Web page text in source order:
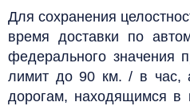
Для сохранения
время доставки по
федерального значения
лимит до 90 км. / в час,
дорогам, находящимся в